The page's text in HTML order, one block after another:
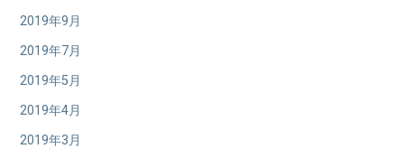
2019年9月
2019年7月
2019年5月
2019年4月
2019年3月